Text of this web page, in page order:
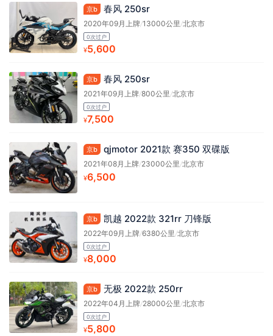
京b 春风 250sr
2020年09月上牌/13000公里/北京市
0次过户
¥5,600
京b 春风 250sr
2021年09月上牌/800公里/北京市
0次过户
¥7,500
京b qjmotor 2021款 赛350 双碟版
2021年08月上牌/23000公里 /北京市
¥6,500
京b 凯越 2022款 321rr 刀锋版
2022年09月上牌/6380公里 /北京市
0次过户
¥8,000
京b 无极 2022款 250rr
2022年04月上牌/28000公里 /北京市
0次过户
¥5,800